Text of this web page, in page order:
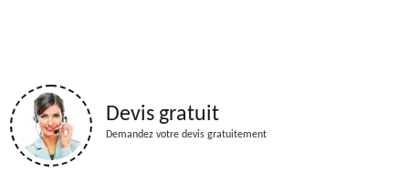
Devis gratuit
Demandez votre devis gratuitement